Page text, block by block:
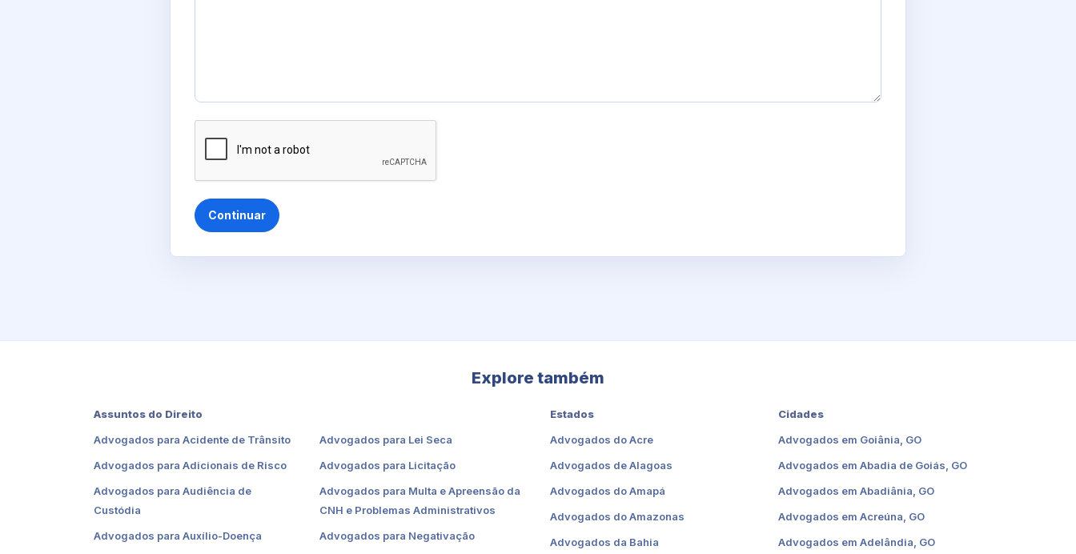
Continuar
Explore também
Assuntos do Direito
Advogados para Acidente de Trânsito
Advogados para Adicionais de Risco
Advogados para Audiência de
Custódia
Advogados para Auxílio-Doença
Advogados para Lei Seca
Advogados para Licitação
Advogados para Multa e Apreensão da
CNH e Problemas Administrativos
Advogados para Negativação
Estados
Advogados do Acre
Advogados de Alagoas
Advogados do Amapá
Advogados do Amazonas
Advogados da Bahia
Cidades
Advogados em Goiânia, GO
Advogados em Abadia de Goiás, GO
Advogados em Abadiânia, GO
Advogados em Acreúna, GO
Advogados em Adelândia, GO